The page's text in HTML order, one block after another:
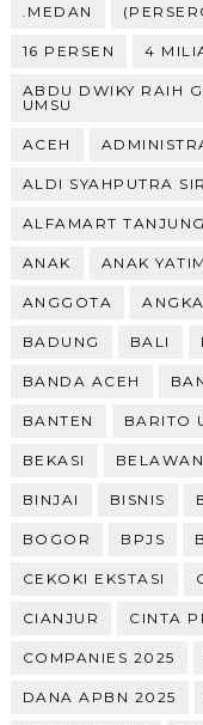
.MEDAN
16 PERSEN 4
ABDU DWIKY RAIH
UMSU
ACEH
ALDI SYAHPUTRA
ALFAMART
ANAK ANAK
ANGGOTA
BADUNG BALI
BANDA ACEH
BANTEN BARITO
BEKASI BELAWAN
BINJAI BISNIS
BOGOR BPJS
CEKOKI EKSTASI
CIANJUR CINTA
COMPANIES 2025
DANA APBN 2025